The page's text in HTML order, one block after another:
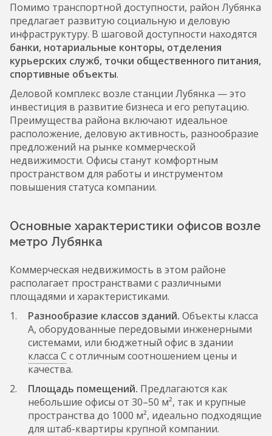
Помимо транспортной доступности, район Лубянка
предлагает развитую социальную и деловую
инфраструктуру. В шаговой доступности находятся
банки, нотариальные конторы, отделения
курьерских служб, точки общественного питания,
спортивные объекты.
Деловой комплекс возле станции Лубянка — это
инвестиция в развитие бизнеса и его репутацию.
Преимущества района включают идеальное
расположение, деловую активность, разнообразие
предложений на рынке коммерческой
недвижимости. Офисы станут комфортным
пространством для работы и инструментом
повышения статуса компании.
Основные характеристики офисов возле
метро Лубянка
Коммерческая недвижимость в этом районе
располагает пространствами с различными
площадями и характеристиками.
Разнообразие классов зданий. Объекты класса
А, оборудованные передовыми инженерными
системами, или бюджетный офис в здании
класса С с отличным соотношением цены и
качества.
Площадь помещений. Предлагаются как
небольшие офисы от 30–50 м², так и крупные
пространства до 1000 м², идеально подходящие
для штаб-квартиры крупной компании.